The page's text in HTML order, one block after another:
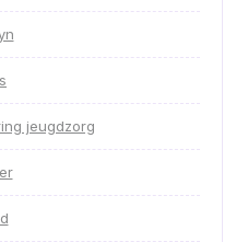
jeugdzorg